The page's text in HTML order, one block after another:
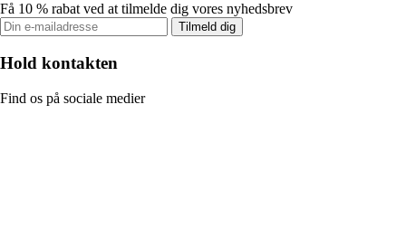
Få 10 % rabat ved at tilmelde dig vores nyhedsbrev
Tilmeld dig
Hold kontakten
Find os på sociale medier